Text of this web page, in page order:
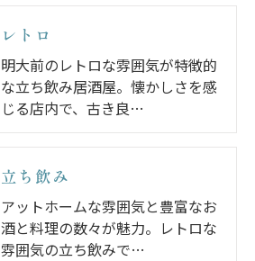
レトロ
明大前のレトロな雰囲気が特徴的
な立ち飲み居酒屋。懐かしさを感
じる店内で、古き良…
立ち飲み
アットホームな雰囲気と豊富なお
酒と料理の数々が魅力。レトロな
雰囲気の立ち飲みで…